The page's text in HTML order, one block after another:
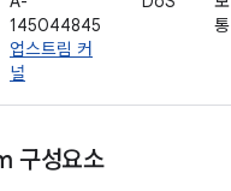
145044845
업스트림 커
널
통
구성요소